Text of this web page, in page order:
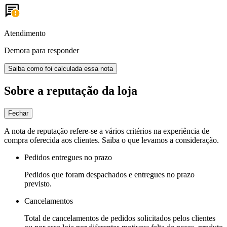
Atendimento
Demora para responder
Saiba como foi calculada essa nota
Sobre a reputação da loja
Fechar
A nota de reputação refere-se a vários critérios na experiência de
compra oferecida aos clientes. Saiba o que levamos a consideração.
Pedidos entregues no prazo
Pedidos que foram despachados e entregues no prazo
previsto.
Cancelamentos
Total de cancelamentos de pedidos solicitados pelos clientes